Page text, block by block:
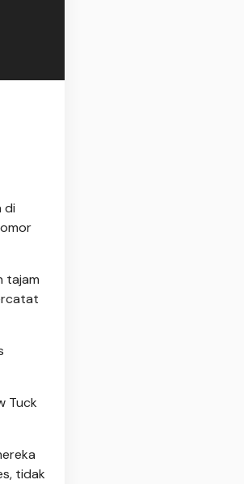
di
tajam
Tuck
tidak